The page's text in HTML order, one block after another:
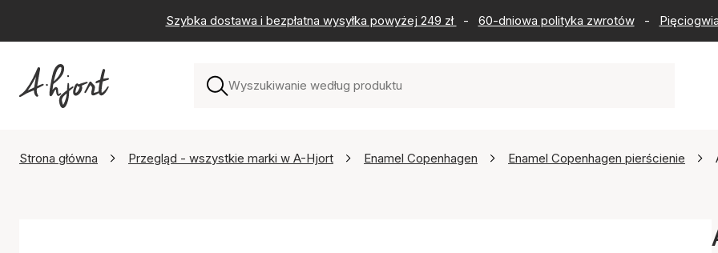
Szybka dostawa i bezpłatna wysyłka powyżej 249 zł - 60-dniowa polityka zwrotów -
Strona główna Przegląd - wszystkie marki w A-Hjort Enamel Copenhagen Enamel Copenhagen pierścienie